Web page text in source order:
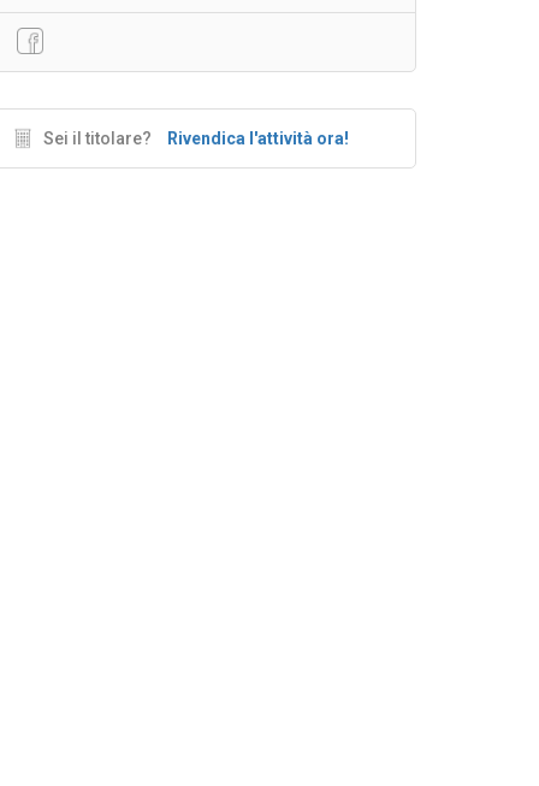
Sei il titolare? Rivendica l'attività ora!